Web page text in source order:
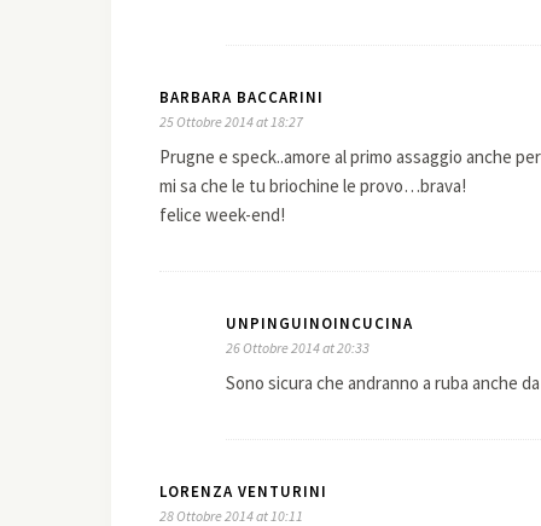
BARBARA BACCARINI
25 Ottobre 2014 at 18:27
Prugne e speck..amore al primo assaggio anche
mi sa che le tu briochine le provo…brava!
felice week-end!
UNPINGUINOINCUCINA
26 Ottobre 2014 at 20:33
Sono sicura che andranno a ruba anche
LORENZA VENTURINI
28 Ottobre 2014 at 10:11